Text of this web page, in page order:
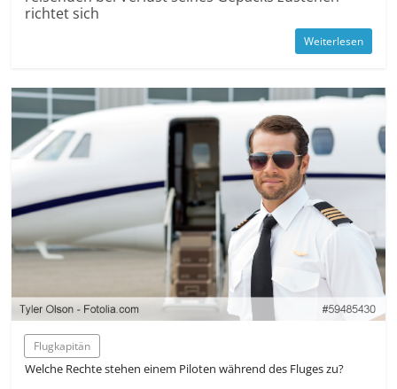
richtet sich
Weiterlesen
Flugkapitän
Welche Rechte stehen einem Piloten während des Fluges zu?